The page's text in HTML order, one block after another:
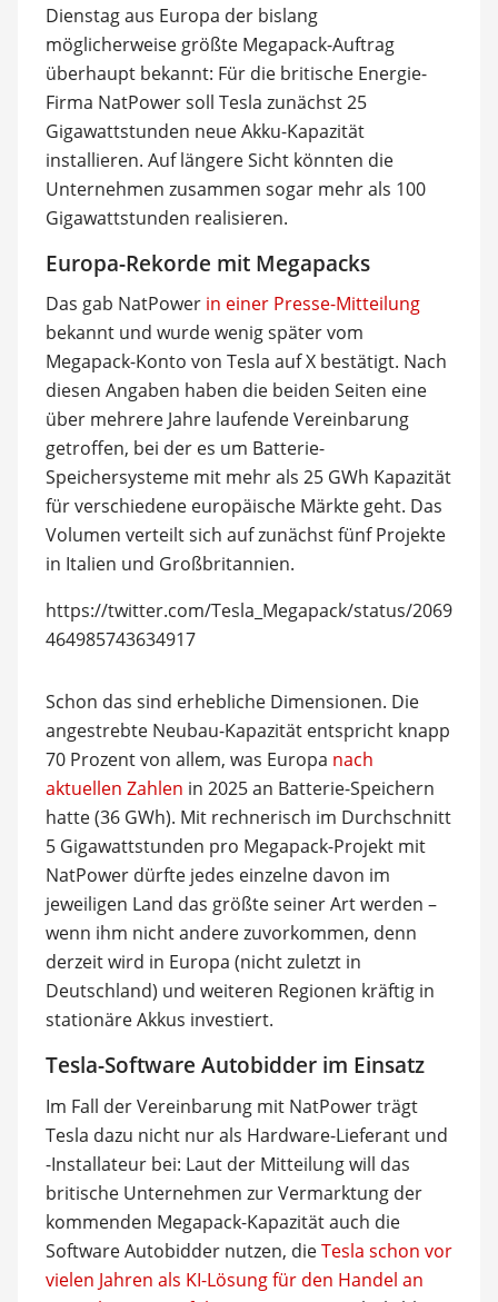
Dienstag aus Europa der bislang
möglicherweise größte Megapack-Auftrag
überhaupt bekannt: Für die britische Energie-
Firma NatPower soll Tesla zunächst 25
Gigawattstunden neue Akku-Kapazität
installieren. Auf längere Sicht könnten die
Unternehmen zusammen sogar mehr als 100
Gigawattstunden realisieren.
Europa-Rekorde mit Megapacks
Das gab NatPower in einer Presse-Mitteilung
bekannt und wurde wenig später vom
Megapack-Konto von Tesla auf X bestätigt. Nach
diesen Angaben haben die beiden Seiten eine
über mehrere Jahre laufende Vereinbarung
getroffen, bei der es um Batterie-
Speichersysteme mit mehr als 25 GWh Kapazität
für verschiedene europäische Märkte geht. Das
Volumen verteilt sich auf zunächst fünf Projekte
in Italien und Großbritannien.
https://twitter.com/Tesla_Megapack/status/2069
464985743634917
Schon das sind erhebliche Dimensionen. Die
angestrebte Neubau-Kapazität entspricht knapp
70 Prozent von allem, was Europa nach
aktuellen Zahlen in 2025 an Batterie-Speichern
hatte (36 GWh). Mit rechnerisch im Durchschnitt
5 Gigawattstunden pro Megapack-Projekt mit
NatPower dürfte jedes einzelne davon im
jeweiligen Land das größte seiner Art werden –
wenn ihm nicht andere zuvorkommen, denn
derzeit wird in Europa (nicht zuletzt in
Deutschland) und weiteren Regionen kräftig in
stationäre Akkus investiert.
Tesla-Software Autobidder im Einsatz
Im Fall der Vereinbarung mit NatPower trägt
Tesla dazu nicht nur als Hardware-Lieferant und
-Installateur bei: Laut der Mitteilung will das
britische Unternehmen zur Vermarktung der
kommenden Megapack-Kapazität auch die
Software Autobidder nutzen, dieTesla schon vor
vielen Jahren als KI-Lösung für den Handel an